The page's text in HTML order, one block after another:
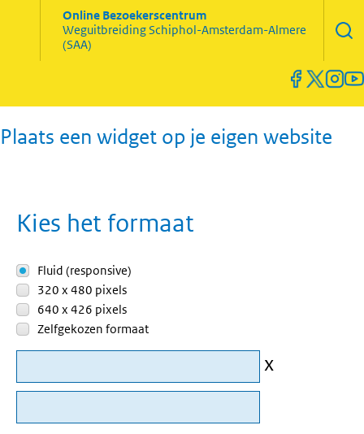
Online Bezoekerscentrum
WeguitbreidingSchiphol-Amsterdam-Almere
(SAA)
Plaats een widget op je eigen website
Kies het formaat
Fluid (responsive)
320 x 480 pixels
640 x 426 pixels
Zelfgekozen formaat
x